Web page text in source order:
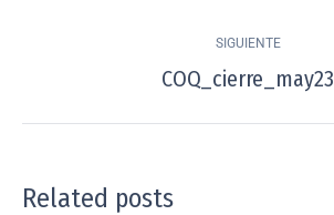
SIGUIENTE
COQ_cierre_may23
Related posts